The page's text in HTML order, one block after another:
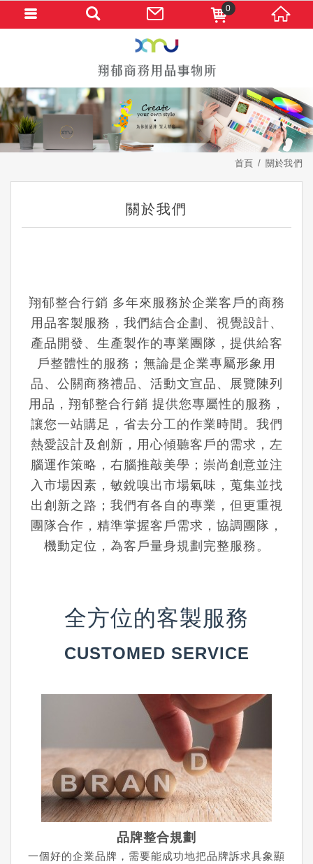
首頁 關於我們
關於我們
翔郁整合行銷 多年來服務於企業客戶的商務
用品客製服務， 我們結合企劃、視覺設計、
產品開發、 生產製作的專業團隊， 提供給客
戶整體性的服務； 無論是企業專屬形象用
品、公關商務禮品、活動文宣品、展覽陳列
用品， 翔郁整合行銷 提供您專屬性的服務，
讓您一站購足，省去分工的作業時間。 我們
熱愛設計及創新，用心傾聽客戶的需求， 左
腦運作策略，右腦推敲美學； 崇尚創意並注
入市場因素，敏銳嗅出市場氣味，蒐集並找
出創新之路； 我們有各自的專業，但更重視
團隊合作， 精準掌握客戶需求，協調團隊，
機動定位， 為客戶量身規劃完整服務。
全方位的客製服務
CUSTOMED SERVICE
品牌整合規劃
一個好的企業品牌，需要能成功地把品牌訴求具象顯
0